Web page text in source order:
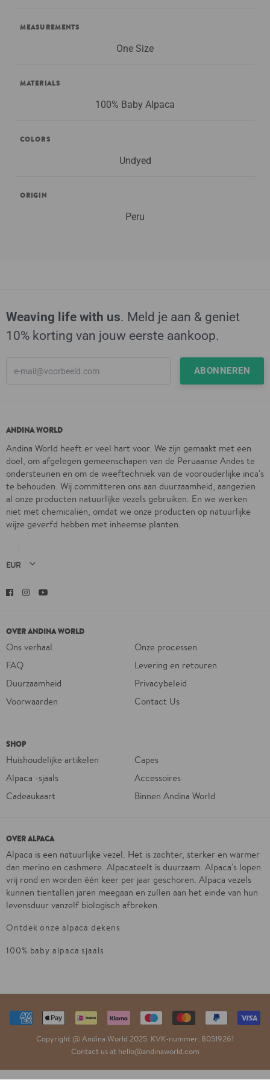
MEASUREMENTS
One Size
MATERIALS
100% Baby Alpaca
COLORS
Undyed
ORIGIN
Peru
Weaving life with us. Meld je aan & geniet
10% korting van jouw eerste aankoop.
ANDINA WORLD
Andina World heeft er veel hart voor. We zijn gemaakt met een
doel, om afgelegen gemeenschapen van de Peruaanse Andes te
ondersteunen en om de weeftechniek van de voorouderlijke inca's
te behouden. Wij committeren ons aan duurzaamheid, aangezien
al onze producten natuurlijke vezels gebruiken. En we werken
niet met chemicaliën, omdat we onze producten op natuurlijke
wijze geverfd hebben met inheemse planten.
Facebook
Instagram
OVER ANDINA WORLD
Ons verhaal
Onze processen
FAQ
Levering en retouren
Duurzaamheid
Privacybeleid
Voorwaarden
Contact Us
SHOP
Huishoudelijke artikelen
Capes
Alpaca -sjaals
Accessoires
Cadeaukaart
Binnen Andina World
OVER ALPACA
Alpaca is een natuurlijke vezel. Het is zachter, sterker en warmer
dan merino en cashmere. Alpacateelt is duurzaam. Alpaca's lopen
vrij rond en worden één keer per jaar geschoren. Alpaca vezels
kunnen tientallen jaren meegaan en zullen aan het einde van hun
levensduur vanzelf biologisch afbreken.
Ontdek onze alpaca dekens
100% baby alpaca sjaals
Geaccepteerde
Copyright @ Andina World 2025. KVK-nummer: 80519261
Contact us at hello@andinaworld.com